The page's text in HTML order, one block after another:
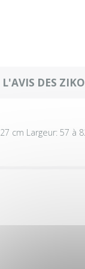
L'AVIS DES
cm Largeur: 57 à